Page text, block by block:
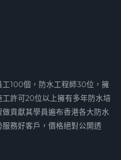
100個，防水工程師30位，擁
許可20位以上擁有多年防水培
貢獻其學員遍布香港各大防水
務好客戶，價格絕對公開透